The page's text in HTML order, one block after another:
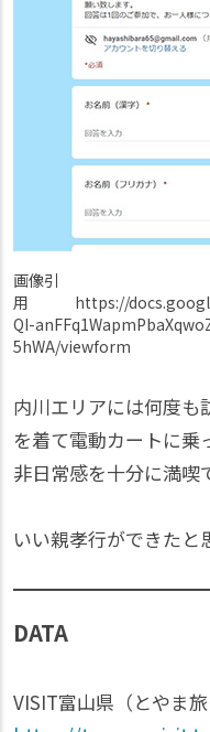
画像引
用 https://
QI-
5hWA/viewform
内川エリアには何度も
を着て電動カートに乗
非日常感を十分に満喫
いい親孝行ができたと
DATA
VISIT富山県（とやま